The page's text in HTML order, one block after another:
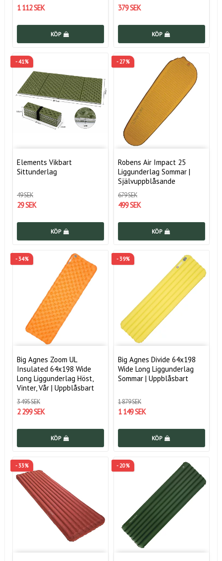
1 112 SEK
KÖP
379 SEK
KÖP
- 41%
Elements Vikbart
Sittunderlag
49 SEK
29 SEK
KÖP
- 27%
Robens Air Impact 25
Liggunderlag Sommar |
Självuppblåsande
679 SEK
499 SEK
KÖP
- 34%
Big Agnes Zoom UL
Insulated 64x198 Wide
Long Liggunderlag Höst,
Vinter, Vår | Uppblåsbart
3 495 SEK
2 299 SEK
KÖP
- 39%
Big Agnes Divide 64x198
Wide Long Liggunderlag
Sommar | Uppblåsbart
1 879 SEK
1 149 SEK
KÖP
- 33% - 20%